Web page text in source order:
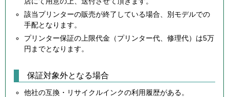
該当プリンターの販売が終了している場合、別モデルでの
手配となります。
プリンター保証の上限代金（プリンター代、修理代）は5万
円までとなります。
保証対象外となる場合
他社の互換・リサイクルインクの利用履歴がある。